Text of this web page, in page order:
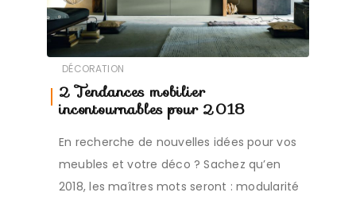
DÉCORATION
2 Tendances mobilier
incontournables pour 2018
En recherche de nouvelles idées pour vos
meubles et votre déco ? Sachez qu’en
2018, les maîtres mots seront : modularité